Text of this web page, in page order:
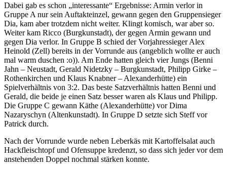
Dabei gab es schon „interessante“ Ergebnisse: Armin verlor in
Gruppe A nur sein Auftakteinzel, gewann gegen den Gruppensieger
Dia, kam aber trotzdem nicht weiter. Klingt komisch, war aber so.
Weiter kam Ricco (Burgkunstadt), der gegen Armin gewann und
gegen Dia verlor. In Gruppe B schied der Vorjahressieger Alex
Heinold (Zell) bereits in der Vorrunde aus (angeblich wollte er auch
mal warm duschen :o)). Am Ende hatten gleich vier Jungs (Benni
Jahn – Neustadt, Gerald Nidetzky – Burgkunstadt, Philipp Girke –
Rothenkirchen und Klaus Knabner – Alexanderhütte) ein
Spielverhältnis von 3:2. Das beste Satzverhältnis hatten Benni und
Gerald, die beide je einen Satz besser waren als Klaus und Philipp.
Die Gruppe C gewann Käthe (Alexanderhütte) vor Dima
Nazaryschyn (Altenkunstadt). In Gruppe D setzte sich Steff vor
Patrick durch.
Nach der Vorrunde wurde neben Leberkäs mit Kartoffelsalat auch
Hackfleischtopf und Ofensuppe kredenzt, so dass sich jeder vor dem
anstehenden Doppel nochmal stärken konnte.